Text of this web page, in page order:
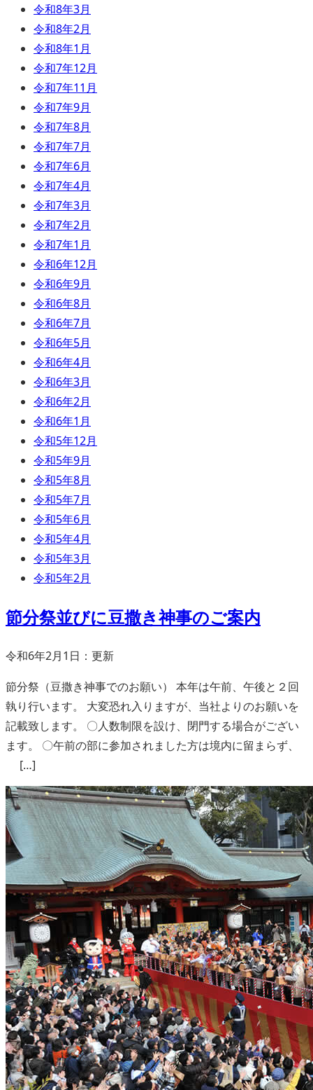
令和8年3月
令和8年2月
令和8年1月
令和7年12月
令和7年11月
令和7年9月
令和7年8月
令和7年7月
令和7年6月
令和7年4月
令和7年3月
令和7年2月
令和7年1月
令和6年12月
令和6年9月
令和6年8月
令和6年7月
令和6年5月
令和6年4月
令和6年3月
令和6年2月
令和6年1月
令和5年12月
令和5年9月
令和5年8月
令和5年7月
令和5年6月
令和5年4月
令和5年3月
令和5年2月
節分祭並びに豆撒き神事のご案内
令和6年2月1日：更新
節分祭（豆撒き神事でのお願い） 本年は午前、午後と２回
執り行います。 大変恐れ入りますが、当社よりのお願いを
記載致します。 〇人数制限を設け、閉門する場合がござい
ます。 〇午前の部に参加されました方は境内に留まらず、
[…]